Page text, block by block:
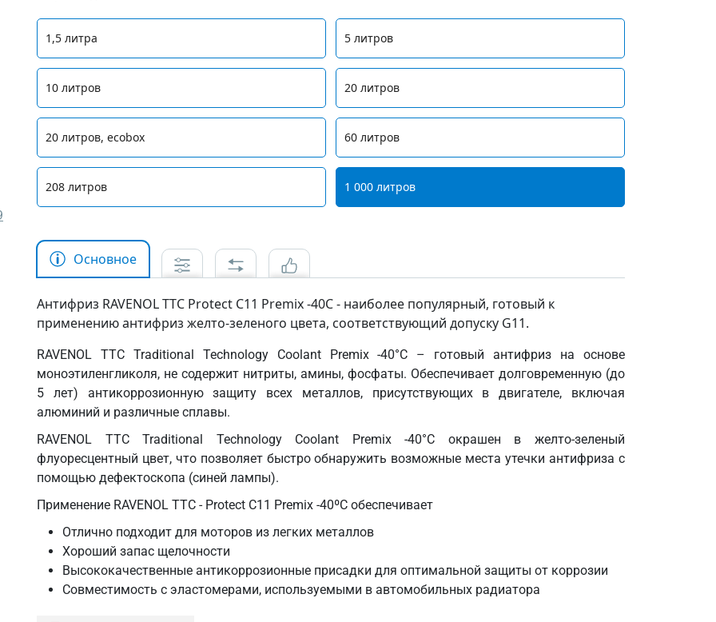
1,5 литра 5 литров
10 литров 20 литров
20 литров, ecobox 60 литров
208 литров 1 000 литров
Основное
Антифриз RAVENOL TTC Protect C11 Premix -40C - наиболее популярный, готовый к
применению антифриз желто-зеленого цвета, соответствующий допуску G11.
RAVENOL TTC Traditional Technology Coolant Premix -40°C – готовый антифриз на основе
моноэтиленгликоля, не содержит нитриты, амины, фосфаты. Обеспечивает долговременную (до
5 лет) антикоррозионную защиту всех металлов, присутствующих в двигателе, включая
алюминий и различные сплавы.
RAVENOL TTC Traditional Technology Coolant Premix -40°C окрашен в желто-зеленый
флуоресцентный цвет, что позволяет быстро обнаружить возможные места утечки антифриза с
помощью дефектоскопа (синей лампы).
Применение RAVENOL TTC - Protect C11 Premix -40ºC обеспечивает
Отлично подходит для моторов из легких металлов
Хороший запас щелочности
Высококачественные антикоррозионные присадки для оптимальной защиты от коррозии
Совместимость с эластомерами, используемыми в автомобильных радиатора